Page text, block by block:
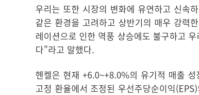
우리는 또한 시장의 변화에 유연하고 신속
같은 환경을 고려하고 상반기의 매우 강력
레이션으로 인한 역풍 상승에도 불구하고
다”라고 말했다.
헨켈은 현재 +6.0~+8.0%의 유기적 매출 성
고정 환율에서 조정된 우선주당순이익(EPS)